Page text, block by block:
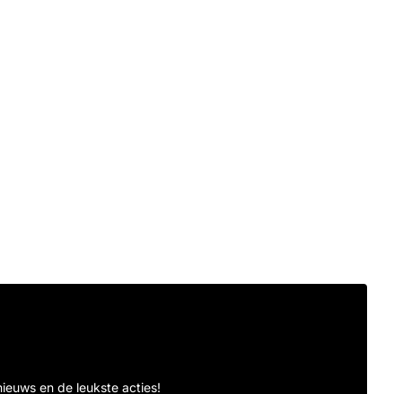
en de leukste acties!